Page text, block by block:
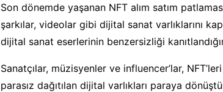
Son dönemde yaşanan NFT alım satım
şarkılar, videolar gibi dijital sanat varlıklarını
dijital sanat eserlerinin benzersizliği
Sanatçılar, müzisyenler ve influencer’lar,
parasız dağıtılan dijital varlıkları paraya